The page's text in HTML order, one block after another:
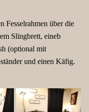
Fesselrahmen über die
Slingbrett, eineb
(optional mit
und einen Käfig.